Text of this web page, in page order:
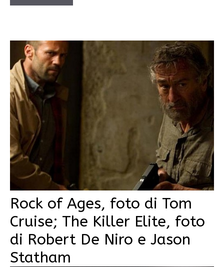
Rock of Ages, foto di Tom
Cruise; The Killer Elite, foto
di Robert De Niro e Jason
Statham